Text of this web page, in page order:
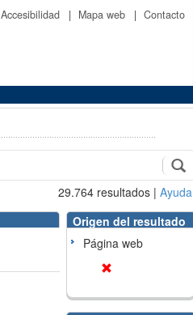
Accesibilidad | Mapa web | Contacto
29.764 resultados | Ayuda
Origen del resultado
Página web